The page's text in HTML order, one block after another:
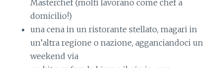
Masterchef (molti lavorano come chef a
domicilio!)
una cena in un ristorante stellato, magari in
un’altra regione o nazione, agganciandoci un
weekend via